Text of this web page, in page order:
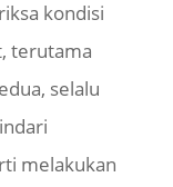
kondisi
terutama
selalu
melakukan